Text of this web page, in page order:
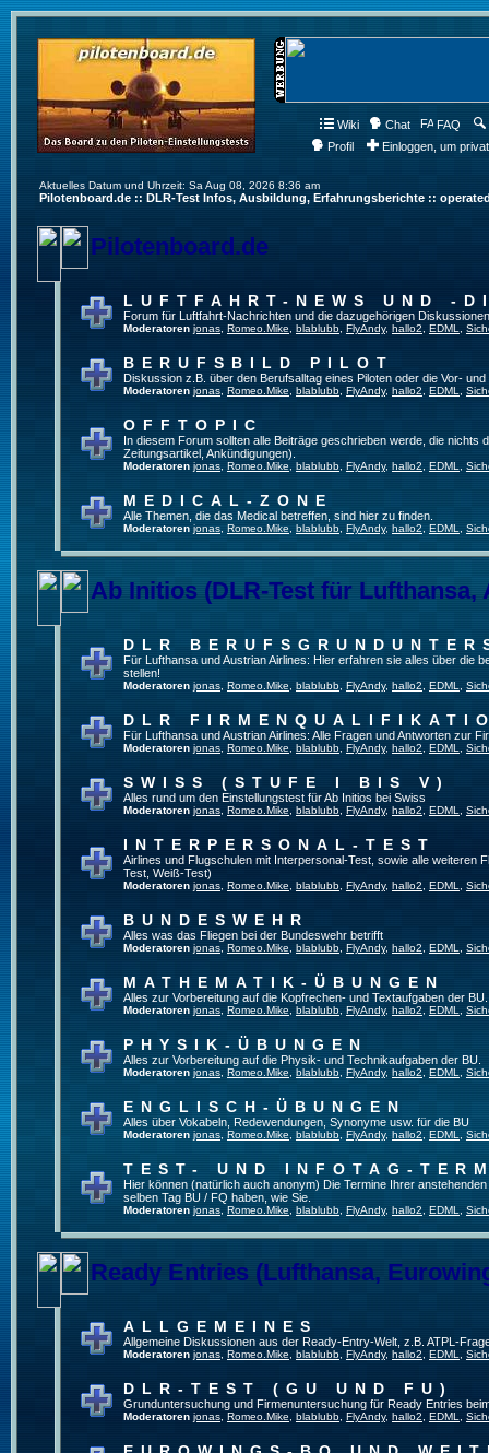
Wiki Chat FAQ
Profil
Einloggen, um
Aktuelles Datum und Uhrzeit: Sa Aug 08, 2026 8:36 am
Pilotenboard.de :: DLR-Test Infos, Ausbildung, Erfahrungsberichte ::
Pilotenboard.de
LUFTFAHRT-NEWS UND -
Forum für Luftfahrt-Nachrichten und die dazugehörigen
Moderatoren jonas Romeo.Mike blablubb FlyAndy, hallo2 EDML
BERUFSBILD PILOT
Diskussion z.B. über den Berufsalltag eines Piloten oder die Vor-
Moderatoren jonas Romeo.Mike blablubb FlyAndy, hallo2 EDML
OFFTOPIC
In diesem Forum sollten alle Beiträge geschrieben werde, die
Zeitungsartikel, Ankündigungen).
Moderatoren jonas Romeo.Mike blablubb FlyAndy, hallo2 EDML
MEDICAL-ZONE
Alle Themen, die das Medical betreffen, sind hier zu finden.
Moderatoren jonas Romeo.Mike blablubb FlyAndy, hallo2 EDML
Ab Initios (DLR-Test für Lufthansa,
DLR
Für Lufthansa und Austrian Airlines: Hier erfahren sie alles über die
stellen!
Moderatoren jonas Romeo.Mike blablubb FlyAndy, hallo2 EDML
DLR
Für Lufthansa und Austrian Airlines: Alle Fragen und Antworten zur
Moderatoren jonas Romeo.Mike blablubb FlyAndy, hallo2 EDML
SWISS (STUFE I BIS V)
Alles rund um den Einstellungstest für Ab Initios bei Swiss
Moderatoren jonas Romeo.Mike blablubb FlyAndy, hallo2 EDML
INTERPERSONAL-TEST
Airlines und Flugschulen mit Interpersonal-Test, sowie alle weiteren
Test, Weiß-Test)
Moderatoren jonas Romeo.Mike blablubb FlyAndy, hallo2 EDML
BUNDESWEHR
Alles was das Fliegen bei der Bundeswehr betrifft
Moderatoren jonas Romeo.Mike blablubb FlyAndy, hallo2 EDML
MATHEMATIK-ÜBUNGEN
Alles zur Vorbereitung auf die Kopfrechen- und Textaufgaben der BU.
Moderatoren jonas Romeo.Mike blablubb FlyAndy, hallo2 EDML
PHYSIK-ÜBUNGEN
Alles zur Vorbereitung auf die Physik- und Technikaufgaben der BU.
Moderatoren jonas Romeo.Mike blablubb FlyAndy, hallo2 EDML
ENGLISCH-ÜBUNGEN
Alles über Vokabeln, Redewendungen, Synonyme usw. für die BU
Moderatoren jonas Romeo.Mike blablubb FlyAndy, hallo2 EDML
TEST- UND INFOTAG-
Hier können (natürlich auch anonym) Die Termine Ihrer
selben Tag BU / FQ haben, wie Sie.
Moderatoren jonas Romeo.Mike blablubb FlyAndy, hallo2 EDML
Ready Entries (Lufthansa,
ALLGEMEINES
Allgemeine Diskussionen aus der Ready-Entry-Welt, z.B. ATPL-
Moderatoren jonas Romeo.Mike blablubb FlyAndy, hallo2 EDML
DLR-TEST (GU UND FU)
Grunduntersuchung und Firmenuntersuchung für Ready Entries
Moderatoren jonas Romeo.Mike blablubb FlyAndy, hallo2 EDML